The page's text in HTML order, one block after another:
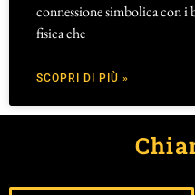
connessione simbolica con i
fisica che
SCOPRI DI PIÙ »